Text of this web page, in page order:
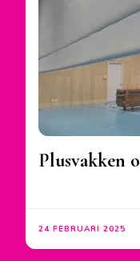
Plusvakken
24 FEBRUARI 2025